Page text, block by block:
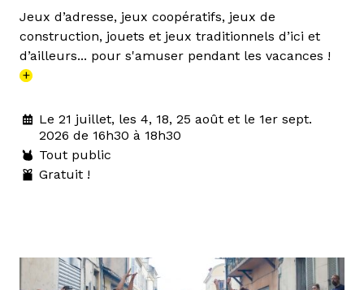
Jeux d’adresse, jeux coopératifs, jeux de
construction, jouets et jeux traditionnels d’ici et
d’ailleurs... pour s'amuser pendant les vacances !
+
Le 21 juillet, les 4, 18, 25 août et le 1er sept.
2026 de 16h30 à 18h30
Tout public
Gratuit !